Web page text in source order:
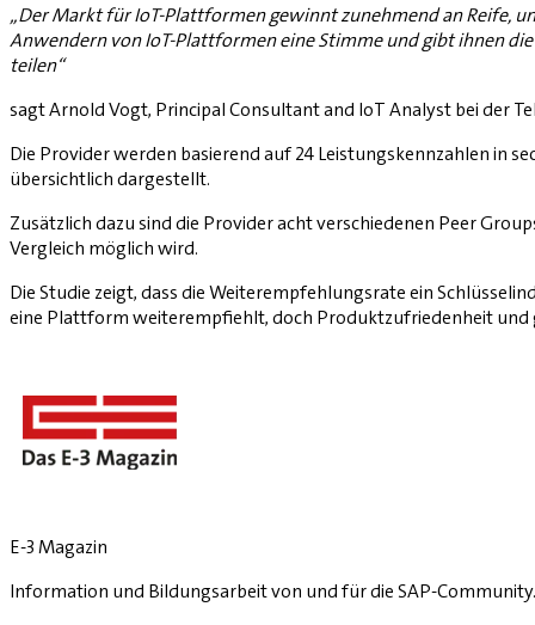
„Der Markt für IoT-Plattformen gewinnt zunehmend an Reife,
Anwendern von IoT-Plattformen eine Stimme und gibt ihnen
teilen“
sagt Arnold Vogt, Principal Consultant and IoT Analyst bei der
Die Provider werden basierend auf 24 Leistungskennzahlen in
übersichtlich dargestellt.
Zusätzlich dazu sind die Provider acht verschiedenen Peer
Vergleich möglich wird.
Die Studie zeigt, dass die Weiterempfehlungsrate ein
eine Plattform weiterempfiehlt, doch Produktzufriedenheit
E-3 Magazin
Information und Bildungsarbeit von und für die SAP-Community.